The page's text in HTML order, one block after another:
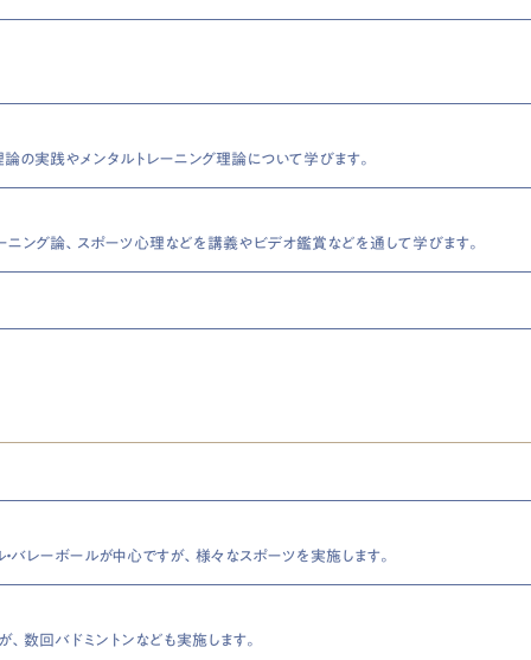
論の実践やメンタルトレーニング理論について学びます。
ニング論、スポーツ心理などを講義やビデオ鑑賞などを通して学びます。
・バレーボールが中心ですが、様々なスポーツを実施します。
、数回バドミントンなども実施します。